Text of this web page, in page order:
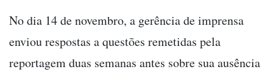
No dia 14 de novembro, a gerência de imprensa
enviou respostas a questões remetidas pela
reportagem duas semanas antes sobre sua ausência